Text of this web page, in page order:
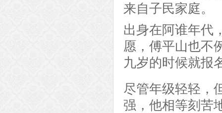
来自子民家庭。
出身在阿谁年代
愿，傅平山也不
九岁的时候就报
尽管年级轻轻，
强，他相等刻苦